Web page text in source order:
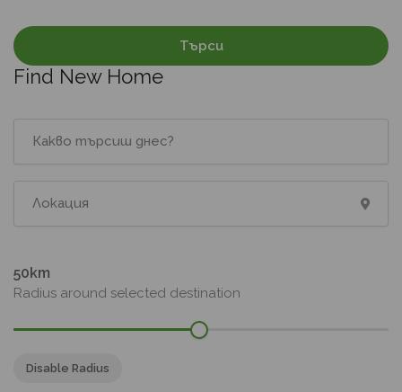
Търси
Find New Home
50
Radius around selected destination
Disable Radius